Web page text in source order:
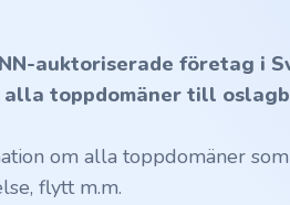
auktoriserade företag i
toppdomäner till
om alla toppdomäner
flytt m.m.